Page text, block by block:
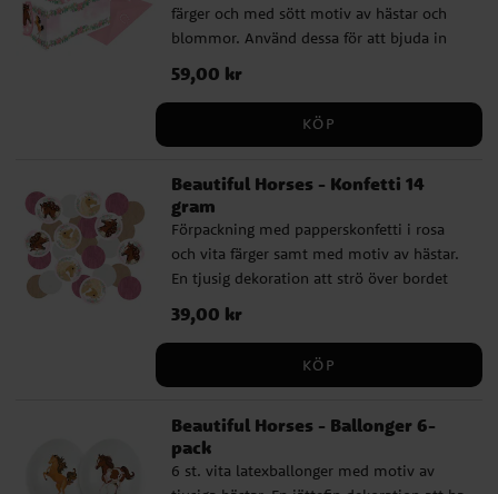
färger och med sött motiv av hästar och
blommor. Använd dessa för att bjuda in
dina vänner till ett roligt kalas med
hästtema. Inbjudningskorten är ca 7,5 x 14
cm stora vikta och förpackningen
inkluderar även 8 st. rosa kuvert.
Pris:59,00 kr
59,00 kr
KÖP
Beautiful Horses - Konfetti 14
gram
Förpackning med papperskonfetti i rosa
och vita färger samt med motiv av hästar.
En tjusig dekoration att strö över bordet
inför kalaset med hästtema.
Förpackningen innehåller 14 gram.
Pris:39,00 kr
39,00 kr
KÖP
Beautiful Horses - Ballonger 6-
pack
6 st. vita latexballonger med motiv av